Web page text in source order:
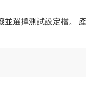
並選擇測試設定檔。